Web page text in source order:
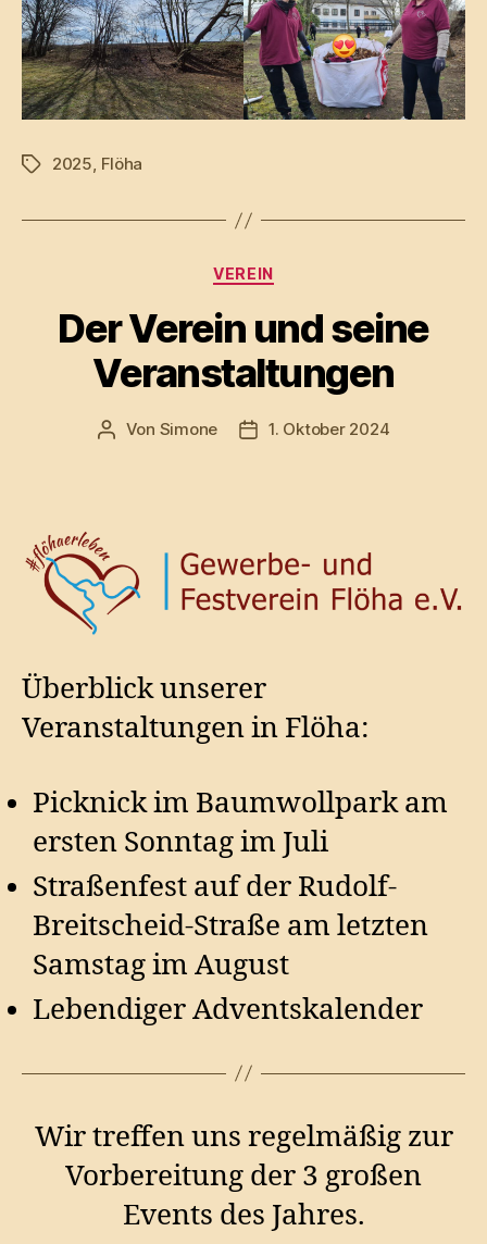
Schlagwörter
2025, Flöha
Kategorien
VEREIN
Der Verein und seine
Veranstaltungen
Beitragsautor
Von Simone Veröffentlichungsdatum
1. Oktober 2024
Überblick unserer
Veranstaltungen in Flöha:
Picknick im Baumwollpark am
ersten Sonntag im Juli
Straßenfest auf der Rudolf-
Breitscheid-Straße am letzten
Samstag im August
Lebendiger Adventskalender
Wir treffen uns regelmäßig zur
Vorbereitung der 3 großen
Events des Jahres.